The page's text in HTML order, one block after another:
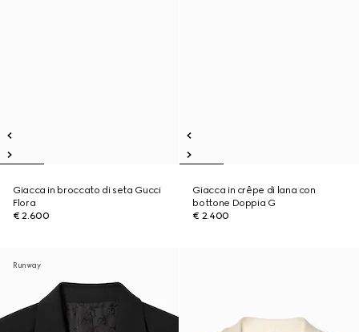
Giacca in broccato di seta Gucci
Flora
€ 2.600
Giacca in crêpe di lana con
bottone Doppia G
€ 2.400
Runway